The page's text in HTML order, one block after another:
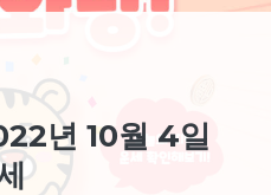
년 10월 4일